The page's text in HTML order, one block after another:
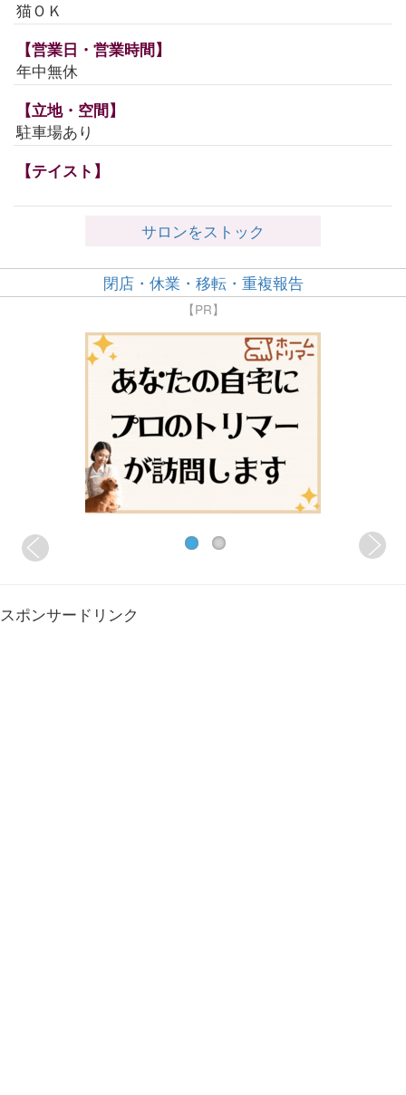
猫ＯＫ
【営業日・営業時間】
年中無休
【立地・空間】
駐車場あり
【テイスト】
サロンをストック
閉店・休業・移転・重複報告
【PR】
スポンサードリンク